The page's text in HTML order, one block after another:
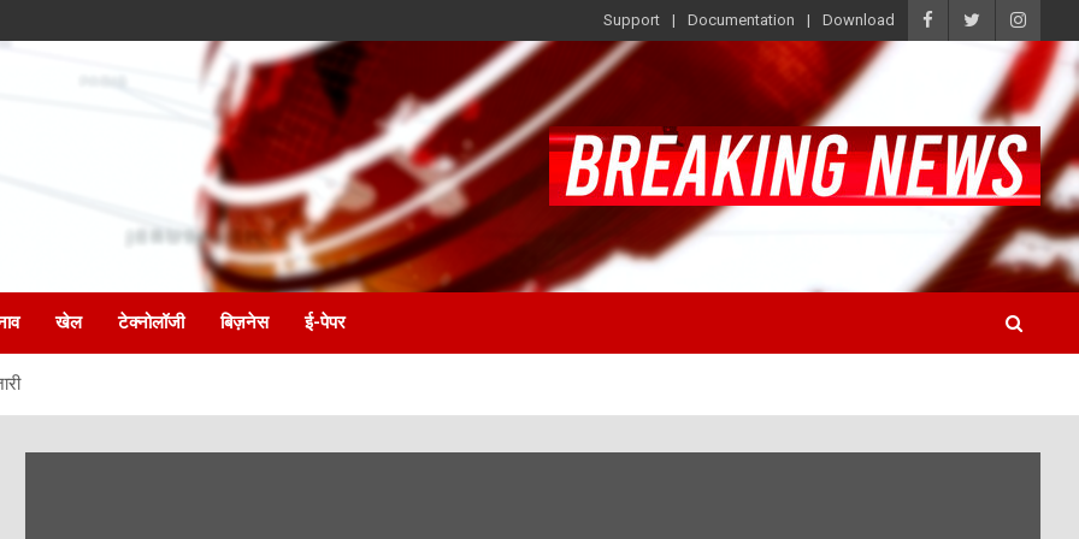
Support Documentation Download
खेल टेक्नोलॉजी बिज़नेस ई-पेपर